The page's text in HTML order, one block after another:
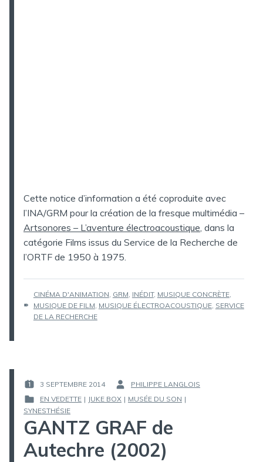
Cette notice d’information a été coproduite avec
l’INA/GRM pour la création de la fresque multimédia –
Artsonores – L’aventure électroacoustique , dans la
catégorie Films issus du Service de la Recherche de
l’ORTF de 1950 à 1975.
ÉTIQUETTES :
CINÉMA D'ANIMATION GRM INÉDIT, MUSIQUE CONCRÈTE,
MUSIQUE DE FILM MUSIQUE ÉLECTROACOUSTIQUE, SERVICE
DE LA RECHERCHE
PUBLIÉ
LE :
3 SEPTEMBRE 2014
PAR :
PHILIPPE LANGLOIS
PUBLIÉ
DANS
EN VEDETTE | JUKE BOX | MUSÉE DU SON |
SYNESTHÉSIE
GANTZ GRAF de
Autechre (2002)